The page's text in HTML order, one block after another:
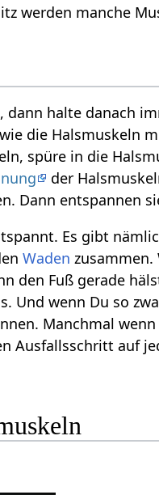
werden manche
halte danach
die Halsmuskeln
spüre in die
der
Dann entspannen
Es gibt
Waden
den Fuß gerade
Und wenn Du so
Manchmal
Ausfallsschritt auf